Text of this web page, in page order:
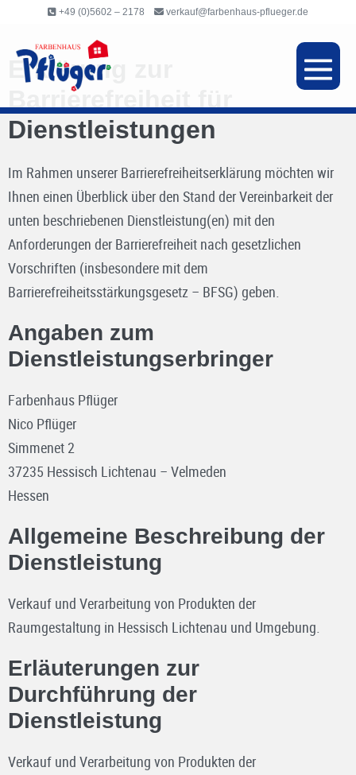
+49 (0)5602 – 2178 verkauf@farbenhaus-pflueger.de
Erklärung zur
Barrierefreiheit für
Dienstleistungen
Im Rahmen unserer Barrierefreiheitserklärung möchten wir
Ihnen einen Überblick über den Stand der Vereinbarkeit der
unten beschriebenen Dienstleistung(en) mit den
Anforderungen der Barrierefreiheit nach gesetzlichen
Vorschriften (insbesondere mit dem
Barrierefreiheitsstärkungsgesetz – BFSG) geben.
Angaben zum
Dienstleistungserbringer
Farbenhaus Pflüger
Nico Pflüger
Simmenet 2
37235 Hessisch Lichtenau – Velmeden
Hessen
Allgemeine Beschreibung der
Dienstleistung
Verkauf und Verarbeitung von Produkten der
Raumgestaltung in Hessisch Lichtenau und Umgebung.
Erläuterungen zur
Durchführung der
Dienstleistung
Verkauf und Verarbeitung von Produkten der